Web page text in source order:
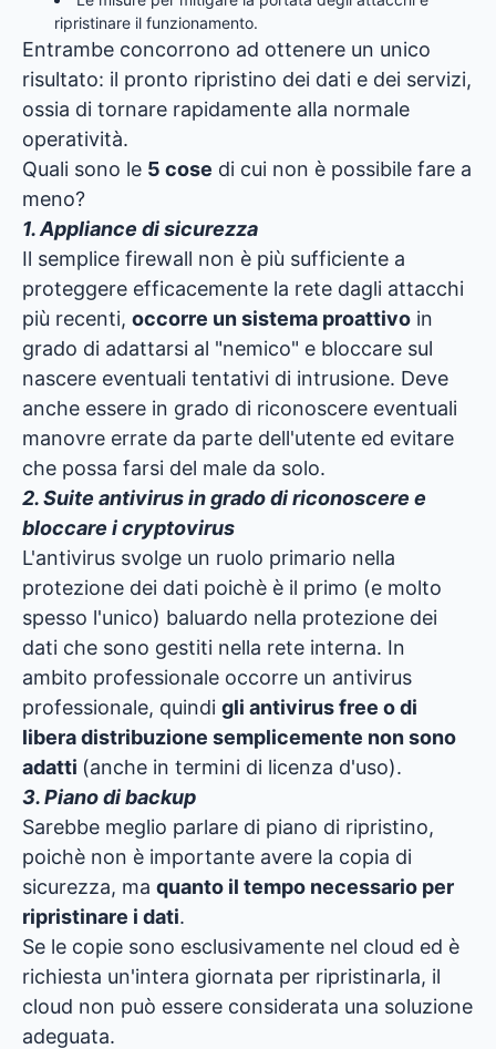
ripristinare il funzionamento.
Entrambe concorrono ad ottenere un unico
risultato: il pronto ripristino dei dati e dei servizi,
ossia di tornare rapidamente alla normale
operatività.
Quali sono le 5 cose di cui non è possibile fare a
meno?
1. Appliance di sicurezza
Il semplice firewall non è più sufficiente a
proteggere efficacemente la rete dagli attacchi
più recenti, occorre un sistema proattivo in
grado di adattarsi al "nemico" e bloccare sul
nascere eventuali tentativi di intrusione. Deve
anche essere in grado di riconoscere eventuali
manovre errate da parte dell'utente ed evitare
che possa farsi del male da solo.
2. Suite antivirus in grado di riconoscere e
bloccare i cryptovirus
L'antivirus svolge un ruolo primario nella
protezione dei dati poichè è il primo (e molto
spesso l'unico) baluardo nella protezione dei
dati che sono gestiti nella rete interna. In
ambito professionale occorre un antivirus
professionale, quindi gli antivirus free o di
libera distribuzione semplicemente non sono
adatti (anche in termini di licenza d'uso).
3. Piano di backup
Sarebbe meglio parlare di piano di ripristino,
poichè non è importante avere la copia di
sicurezza, ma quanto il tempo necessario per
ripristinare i dati.
Se le copie sono esclusivamente nel cloud ed è
richiesta un'intera giornata per ripristinarla, il
cloud non può essere considerata una soluzione
adeguata.